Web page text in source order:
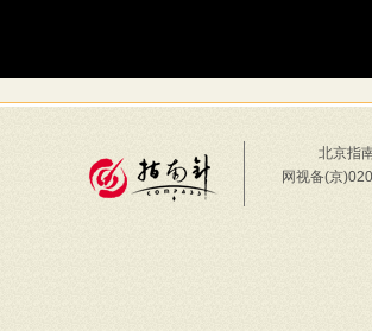
北京指
网视备(京